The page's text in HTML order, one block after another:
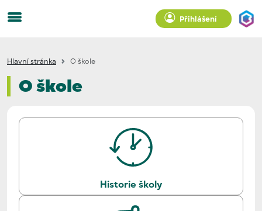
Přihlášení
Hlavní stránka O škole
O škole
Historie školy